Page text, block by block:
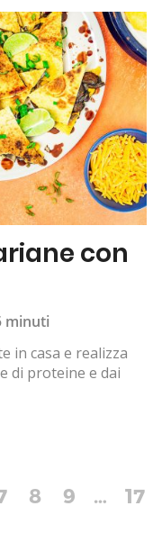
con
minuti
in casa e realizza
di proteine e dai
8 9 … 17